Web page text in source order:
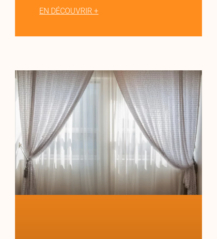
EN DÉCOUVRIR +